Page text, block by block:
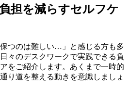
担を減らすセルフケ
保つのは難しい…」と感じる方も多
々のデスクワークで実践できる負
をご紹介します。あくまで一時的
り道を整える動きを意識しましょ